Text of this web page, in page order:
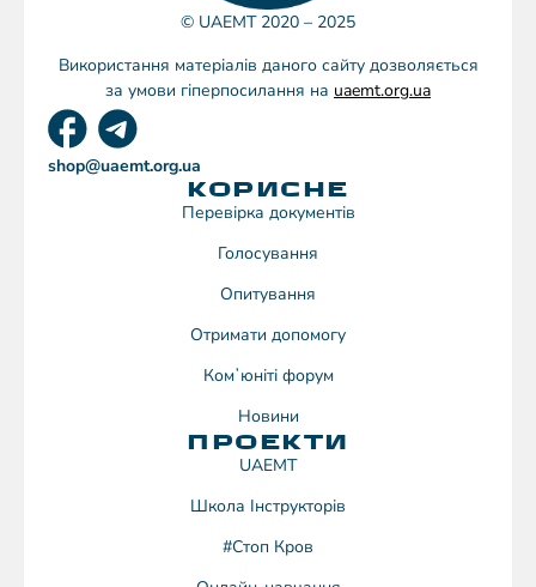
© UAEMT 2020 – 2025
Використання матеріалів даного сайту дозволяється
за умови гіперпосилання на uaemt.org.ua
shop@uaemt.org.ua
КОРИСНЕ
Перевірка документів
Голосування
Опитування
Отримати допомогу
Комʼюніті форум
Новини
ПРОЕКТИ
UAEMT
Школа Інструкторів
#Стоп Кров